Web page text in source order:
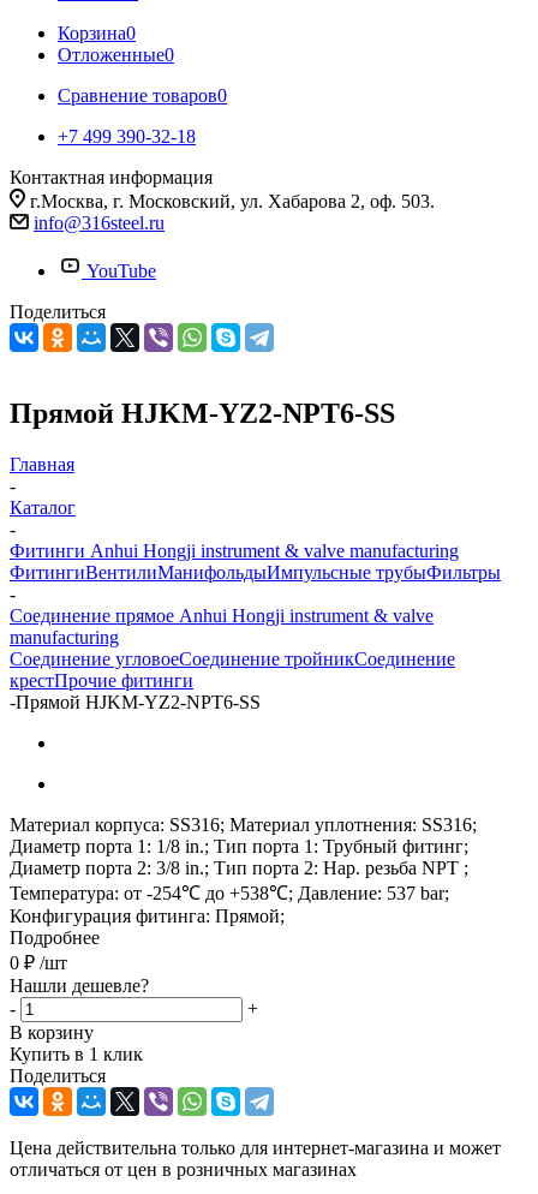
Корзина0
Отложенные0
Сравнение товаров0
+7 499 390-32-18
Контактная информация
г.Москва, г. Московский, ул. Хабарова 2, оф. 503.
info@316steel.ru
YouTube
Поделиться
Прямой HJKM-YZ2-NPT6-SS
Главная
-
Каталог
-
Фитинги Anhui Hongji instrument & valve manufacturing
ФитингиВентилиМанифольдыИмпульсные трубыФильтры
-
Соединение прямое Anhui Hongji instrument & valve
manufacturing
Соединение угловоеСоединение тройникСоединение
крестПрочие фитинги
-Прямой HJKM-YZ2-NPT6-SS
Материал корпуса: SS316; Материал уплотнения: SS316;
Диаметр порта 1: 1/8 in.; Тип порта 1: Трубный фитинг;
Диаметр порта 2: 3/8 in.; Тип порта 2: Нар. резьба NPT ;
Температура: от -254℃ до +538℃; Давление: 537 bar;
Конфигурация фитинга: Прямой;
Подробнее
0 ₽ /шт
Нашли дешевле?
-
+
В корзину
Купить в 1 клик
Поделиться
Цена действительна только для интернет-магазина и может
отличаться от цен в розничных магазинах